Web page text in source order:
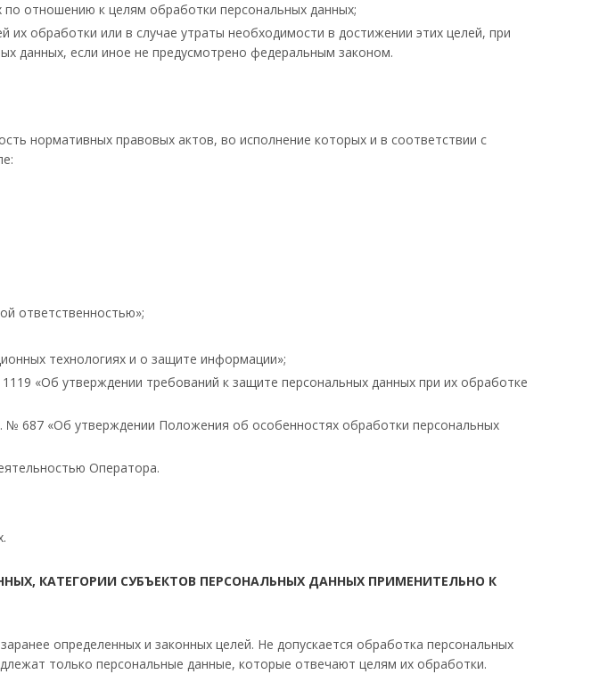
по отношению к целям обработки персональных данных;
обработки или в случае утраты необходимости в достижении этих целей, при
данных, если иное не предусмотрено федеральным законом.
нормативных правовых актов, во исполнение которых и в соответствии с
ответственностью»;
технологиях и о защите информации»;
«Об утверждении требований к защите персональных данных при их обработке
№ 687 «Об утверждении Положения об особенностях обработки персональных
Оператора.
КАТЕГОРИИ СУБЪЕКТОВ ПЕРСОНАЛЬНЫХ ДАННЫХ ПРИМЕНИТЕЛЬНО К
определенных и законных целей. Не допускается обработка персональных
только персональные данные, которые отвечают целям их обработки.